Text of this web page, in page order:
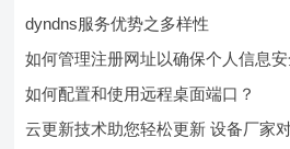
dyndns服务优势之多样性
如何管理注册网址以确保个人信息安
如何配置和使用远程桌面端口？
云更新技术助您轻松更新 设备厂家